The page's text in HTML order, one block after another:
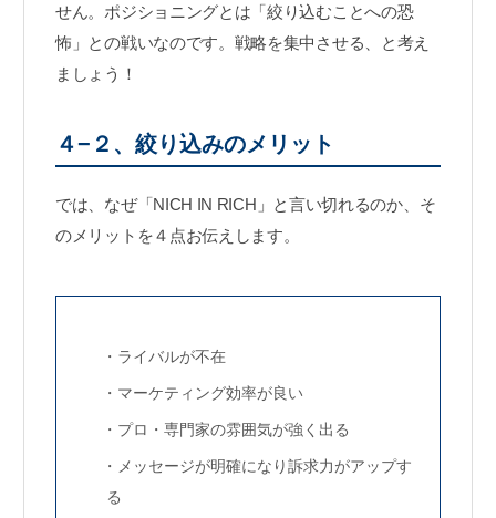
せん。ポジショニングとは「絞り込むことへの恐
怖」との戦いなのです。戦略を集中させる、と考え
ましょう！
４−２、絞り込みのメリット
では、なぜ「NICH IN RICH」と言い切れるのか、そ
のメリットを４点お伝えします。
・ライバルが不在
・マーケティング効率が良い
・プロ・専門家の雰囲気が強く出る
・メッセージが明確になり訴求力がアップす
る